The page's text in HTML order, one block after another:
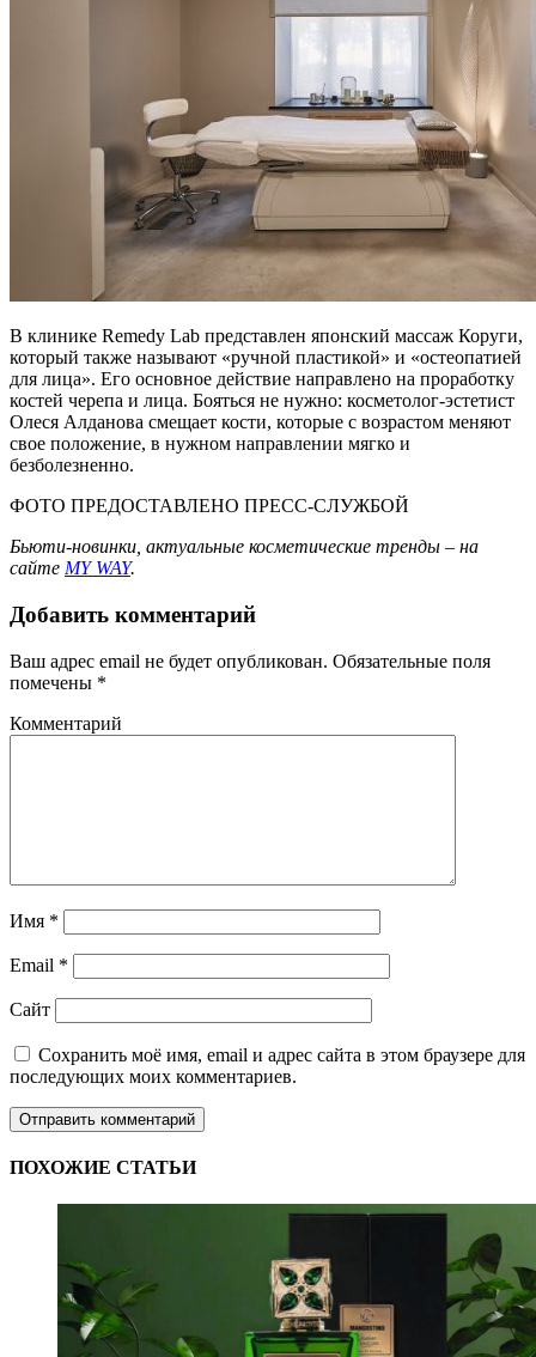
В клинике Remedy Lab представлен японский массаж Коруги,
который также называют «ручной пластикой» и «остеопатией
для лица». Его основное действие направлено на проработку
костей черепа и лица. Бояться не нужно: косметолог-эстетист
Олеся Алданова смещает кости, которые с возрастом меняют
свое положение, в нужном направлении мягко и
безболезненно.
ФОТО ПРЕДОСТАВЛЕНО ПРЕСС-СЛУЖБОЙ
Бьюти-новинки, актуальные косметические тренды – на
сайте MY WAY.
Добавить комментарий
Ваш адрес email не будет опубликован. Обязательные поля
помечены *
Комментарий
Имя *
Email *
Сайт
Сохранить моё имя, email и адрес сайта в этом браузере для
последующих моих комментариев.
ПОХОЖИЕ СТАТЬИ